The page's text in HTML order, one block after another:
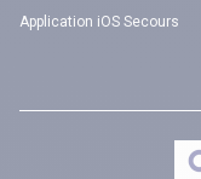
Application iOS Secours